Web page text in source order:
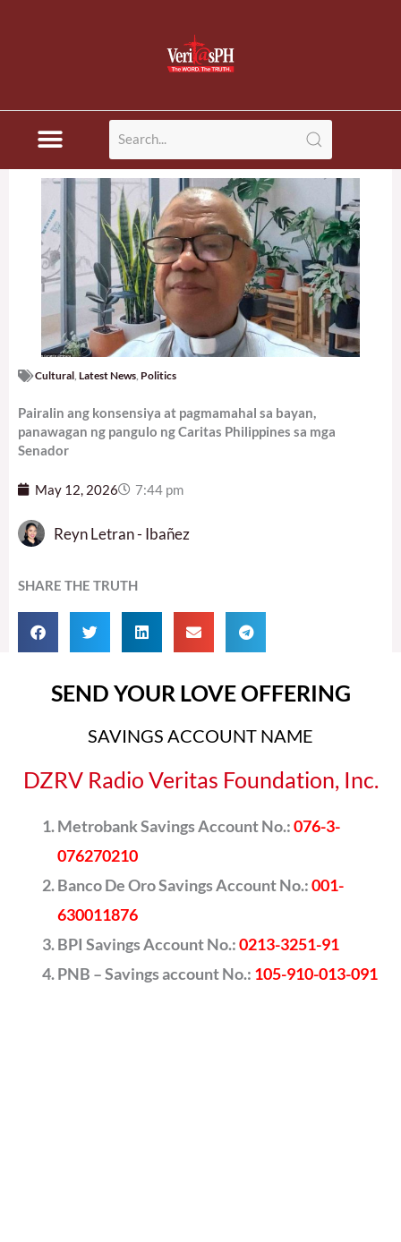
Cultural Latest News Politics
Pairalin ang konsensiya at pagmamahal sa bayan,
panawagan ng pangulo ng Caritas Philippines sa mga
Senador
May 12, 2026 7:44 pm
Reyn Letran - Ibañez
SHARE THE TRUTH
SEND YOUR LOVE OFFERING
SAVINGS ACCOUNT NAME
DZRV Radio Veritas Foundation, Inc.
Metrobank Savings Account No.:076-3-
076270210
Banco De Oro Savings Account No.:001-
630011876
BPI Savings Account No.:0213-3251-91
PNB – Savings account No.: 105-910-013-091